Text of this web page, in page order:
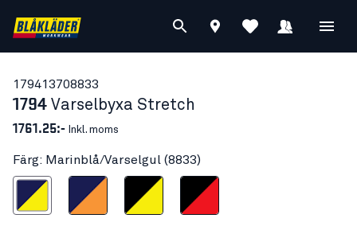
179413708833
1794 Varselbyxa Stretch
1761.25:- Inkl. moms
Färg: Marinblå/Varselgul (8833)
Varselgul
Marinblå/Varselorange
Svart/VarselgulSvart/Varselröd